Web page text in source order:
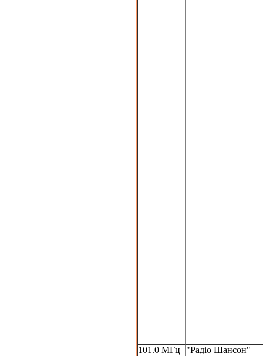
101.0 МГц
"Радіо Шансон"